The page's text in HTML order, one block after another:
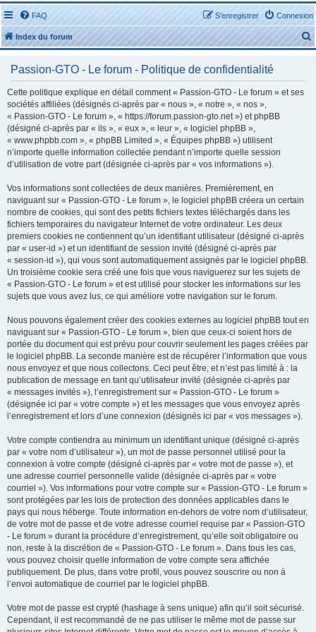
FAQ Connexion
S’enregistrer
Index du forum
e
Passion-GTO - Le forum - Politique de confidentialité
Cette politique explique en détail comment « Passion-GTO - Le forum » et ses
sociétés affiliées (désignés ci-après par « nous », « notre », « nos »,
« Passion-GTO - Le forum », « https://forum.passion-gto.net ») et phpBB
(désigné ci-après par « ils », « eux », « leur », « logiciel phpBB »,
« www.phpbb.com », « phpBB Limited », « Équipes phpBB ») utilisent
n’importe quelle information collectée pendant n’importe quelle session
d’utilisation de votre part (désignée ci-après par « vos informations »).
Vos informations sont collectées de deux manières. Premièrement, en
naviguant sur « Passion-GTO - Le forum », le logiciel phpBB créera un certain
nombre de cookies, qui sont des petits fichiers textes téléchargés dans les
fichiers temporaires du navigateur Internet de votre ordinateur. Les deux
premiers cookies ne contiennent qu’un identifiant utilisateur (désigné ci-après
par « user-id ») et un identifiant de session invité (désigné ci-après par
« session-id »), qui vous sont automatiquement assignés par le logiciel phpBB.
Un troisième cookie sera créé une fois que vous naviguerez sur les sujets de
« Passion-GTO - Le forum » et est utilisé pour stocker les informations sur les
sujets que vous avez lus, ce qui améliore votre navigation sur le forum.
Nous pouvons également créer des cookies externes au logiciel phpBB tout en
naviguant sur « Passion-GTO - Le forum », bien que ceux-ci soient hors de
portée du document qui est prévu pour couvrir seulement les pages créées par
le logiciel phpBB. La seconde manière est de récupérer l’information que vous
nous envoyez et que nous collectons. Ceci peut être, et n’est pas limité à : la
publication de message en tant qu’utilisateur invité (désignée ci-après par
« messages invités »), l’enregistrement sur « Passion-GTO - Le forum »
(désignée ici par « votre compte ») et les messages que vous envoyez après
l’enregistrement et lors d’une connexion (désignés ici par « vos messages »).
Votre compte contiendra au minimum un identifiant unique (désigné ci-après
par « votre nom d’utilisateur »), un mot de passe personnel utilisé pour la
connexion à votre compte (désigné ci-après par « votre mot de passe »), et
une adresse courriel personnelle valide (désignée ci-après par « votre
courriel »). Vos informations pour votre compte sur « Passion-GTO - Le forum »
sont protégées par les lois de protection des données applicables dans le
pays qui nous héberge. Toute information en-dehors de votre nom d’utilisateur,
de votre mot de passe et de votre adresse courriel requise par « Passion-GTO
- Le forum » durant la procédure d’enregistrement, qu’elle soit obligatoire ou
non, reste à la discrétion de « Passion-GTO - Le forum ». Dans tous les cas,
vous pouvez choisir quelle information de votre compte sera affichée
publiquement. De plus, dans votre profil, vous pouvez souscrire ou non à
l’envoi automatique de courriel par le logiciel phpBB.
Votre mot de passe est crypté (hashage à sens unique) afin qu’il soit sécurisé.
Cependant, il est recommandé de ne pas utiliser le même mot de passe sur